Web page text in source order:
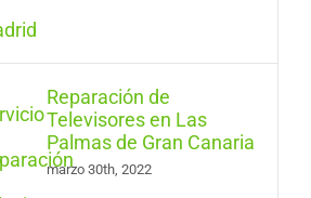
Reparación de
Televisores en Las
Palmas de Gran Canaria
marzo 30th, 2022